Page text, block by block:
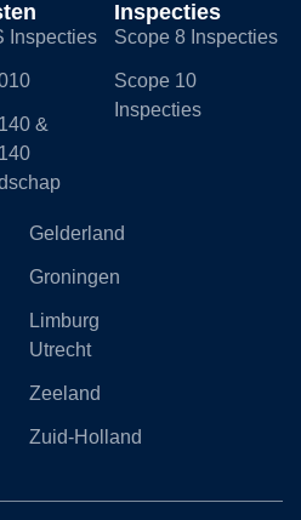
Inspecties
&
Inspecties
Scope 8 Inspecties
Scope 10
Inspecties
Gelderland
Groningen
Limburg
Utrecht
Zeeland
Zuid-Holland